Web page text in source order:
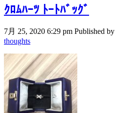
ｸﾛﾑﾊｰﾂ ﾄｰﾄﾊﾞｯｸﾞ
7月 25, 2020 6:29 pm Published by
thoughts